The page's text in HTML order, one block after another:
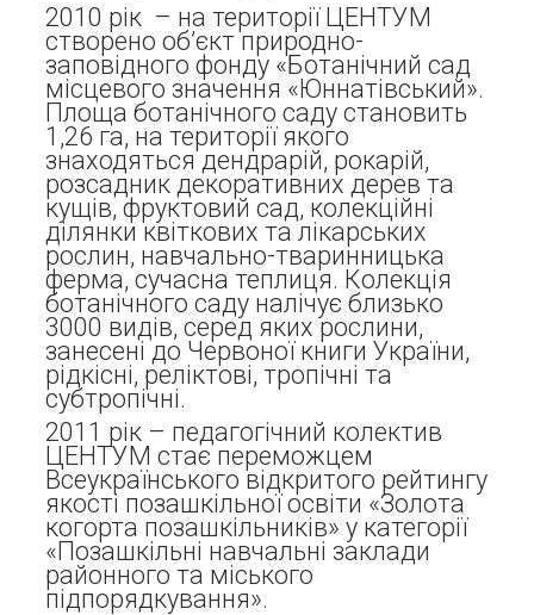
2010 рік – на території ЦЕНТУМ
створено об’єкт природно-
заповідного фонду «Ботанічний сад
місцевого значення «Юннатівський».
Площа ботанічного саду становить
1,26 га, на території якого
знаходяться дендрарій, рокарій,
розсадник декоративних дерев та
кущів, фруктовий сад, колекційні
ділянки квіткових та лікарських
рослин, навчально-тваринницька
ферма, сучасна теплиця. Колекція
ботанічного саду налічує близько
3000 видів, серед яких рослини,
занесені до Червоної книги України,
рідкісні, реліктові, тропічні та
субтропічні.
2011 рік – педагогічний колектив
ЦЕНТУМ стає переможцем
Всеукраїнського відкритого рейтингу
якості позашкільної освіти «Золота
когорта позашкільників» у категорії
«Позашкільні навчальні заклади
районного та міського
підпорядкування».